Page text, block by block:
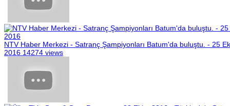
NTV Haber Merkezi - Satranç Şampiyonları Batum'da buluştu. - 25
2016 14274 views